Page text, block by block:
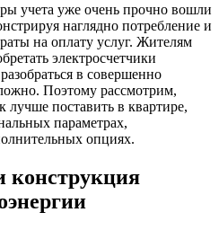
учета уже очень прочно вошли
наглядно потребление и
на оплату услуг. Жителям
электросчетчики
в совершенно
Поэтому рассмотрим,
лучше поставить в квартире,
параметрах,
опциях.
конструкция